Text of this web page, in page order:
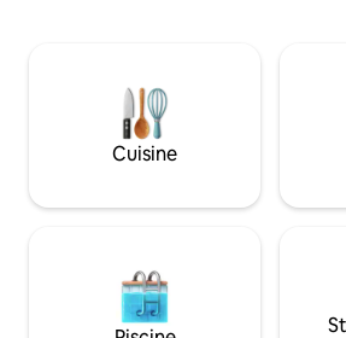
Chaînes de télévision internationales. •
Services d'entretien au besoin. • Place
de parking pour 1 (une) voiture. • Accès
la piscine et à la salle de sport réservé
Cuisine